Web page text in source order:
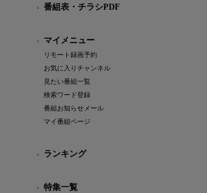
番組表・チラシPDF
マイメニュー
リモート録画予約
お気に入りチャンネル
見たい番組一覧
検索ワード登録
番組お知らせメール
マイ番組ページ
ランキング
特集一覧